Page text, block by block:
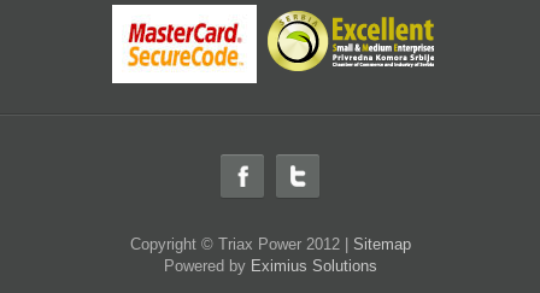
Copyright © Triax Power2012 | Sitemap
Powered by Eximius Solutions